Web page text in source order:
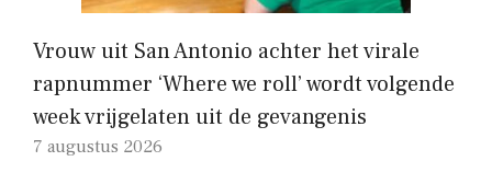
Vrouw uit San Antonio achter het virale
rapnummer ‘Where we roll’ wordt volgende
week vrijgelaten uit de gevangenis
7 augustus 2026